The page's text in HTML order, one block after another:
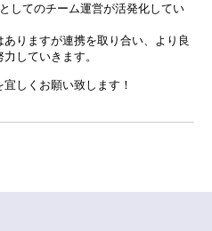
してのチーム運営が活発化してい
りますが連携を取り合い、より良
していきます。
しくお願い致します！